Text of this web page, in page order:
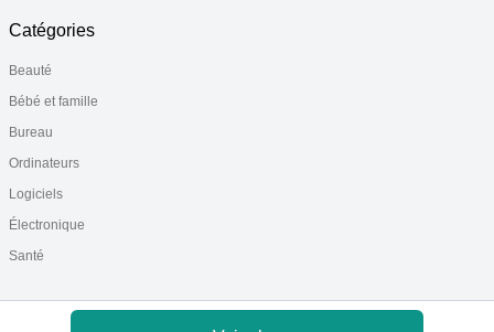
Catégories
Beauté
Bébé et famille
Bureau
Ordinateurs
Logiciels
Électronique
Santé